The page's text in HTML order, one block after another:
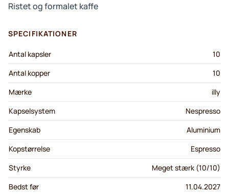
Ristet og formalet kaffe
SPECIFIKATIONER
Antal kapsler
10
Antal kopper
10
Mærke
illy
Kapselsystem
Nespresso
Egenskab
Aluminium
Kopstørrelse
Espresso
Styrke
Meget stærk (10/10)
Bedst før
11.04.2027